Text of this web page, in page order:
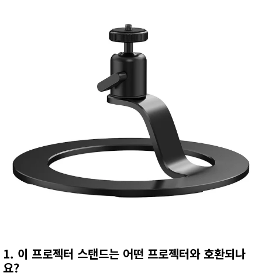
1. 이 프로젝터 스탠드는 어떤 프로젝터와 호환되나
요?